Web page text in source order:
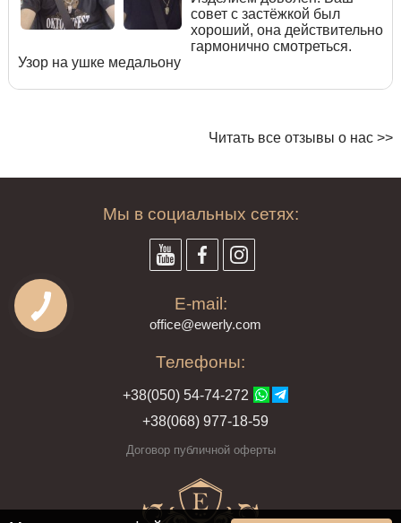
совет с застёжкой был
хороший, она действительно
гармонично смотреться.
Узор на ушке медальону
Читать все отзывы о нас >>
Мы в социальных сетях:
E-mail:
office@ewerly.com
Телефоны:
+38(050) 54-74-272
+38(068) 977-18-59
Договор публичной оферты